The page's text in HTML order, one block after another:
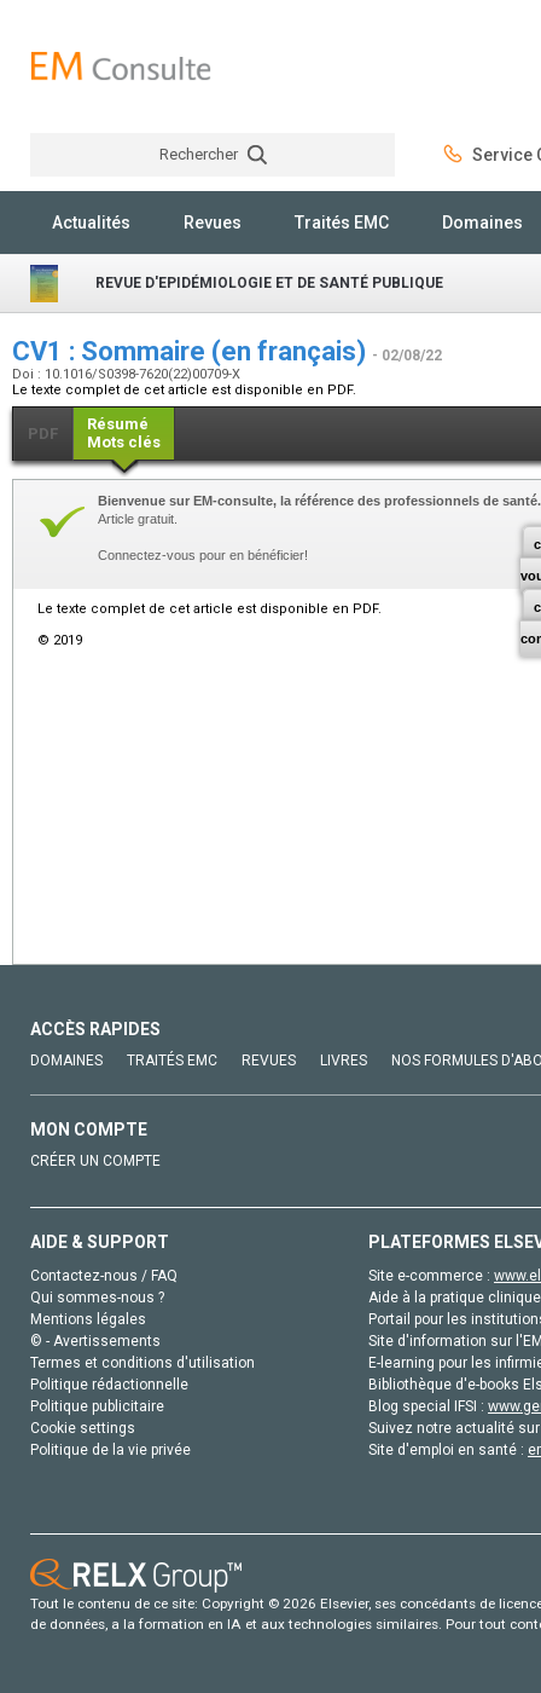
Rechercher Service
Actualités Revues Traités EMC Domaines
REVUE D'EPIDÉMIOLOGIE ET DE SANTÉ PUBLIQUE
CV1 : Sommaire (en français) - 02/08/22
Doi : 10.1016/S0398-7620(22)00709-X
Le texte complet de cet article est disponible en PDF.
PDF
Résumé
Mots clés
Bienvenue sur EM-consulte, la référence des professionnels de santé.
Article gratuit.
Connectez-vous pour en bénéficier!
Le texte complet de cet article est disponible en PDF.
© 2019
ACCÈS RAPIDES
DOMAINES TRAITÉS EMC REVUES LIVRES NOS FORMULES
MON COMPTE
CRÉER UN COMPTE
AIDE & SUPPORT
Contactez-nous / FAQ
Qui sommes-nous ?
Mentions légales
© - Avertissements
Termes et conditions d'utilisation
Politique rédactionnelle
Politique publicitaire
Cookie settings
Politique de la vie privée
PLATEFORMES
Site e-commerce :
Aide à la pratique
Portail pour les
Site d'information sur
E-learning pour les
Bibliothèque d'e-books
Blog special IFSI :
Suivez notre actualité
Site d'emploi en santé :
Tout le contenu de ce site: Copyright © 2026 Elsevier, ses concédants de
de données, a la formation en IA et aux technologies similaires. Pour tout